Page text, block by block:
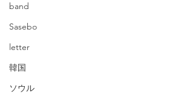
band
Sasebo
letter
韓国
ソウル